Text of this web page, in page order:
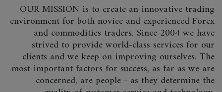
OUR MISSION is to create an innovative trading
environment for both novice and experienced Forex
and commodities traders. Since 2004 we have
strived to provide world-class services for our
clients and we keep on improving ourselves. The
most important factors for success, as far as we are
concerned, are people - as they determine the